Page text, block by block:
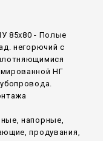
85x80 - Полые
негорючий c
НГ
напорные,
продувания,